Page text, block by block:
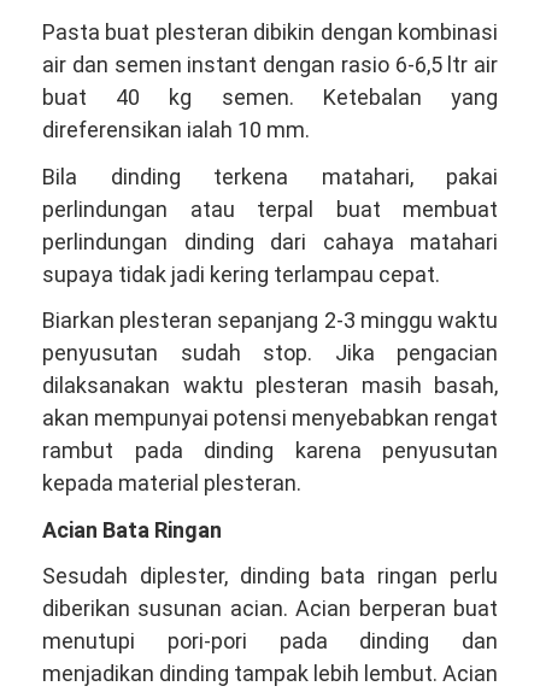
Pasta buat plesteran dibikin dengan kombinasi
air dan semen instant dengan rasio 6-6,5 ltr air
buat 40 kg semen. Ketebalan yang
direferensikan ialah 10 mm.
Bila dinding terkena matahari, pakai
perlindungan atau terpal buat membuat
perlindungan dinding dari cahaya matahari
supaya tidak jadi kering terlampau cepat.
Biarkan plesteran sepanjang 2-3 minggu waktu
penyusutan sudah stop. Jika pengacian
dilaksanakan waktu plesteran masih basah,
akan mempunyai potensi menyebabkan rengat
rambut pada dinding karena penyusutan
kepada material plesteran.
Acian Bata Ringan
Sesudah diplester, dinding bata ringan perlu
diberikan susunan acian. Acian berperan buat
menutupi pori-pori pada dinding dan
menjadikan dinding tampak lebih lembut. Acian